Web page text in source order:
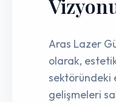
Aras Lazer
olarak,
sektöründeki
gelişmeleri